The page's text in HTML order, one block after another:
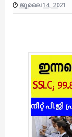
ജൂലൈ 14, 2021